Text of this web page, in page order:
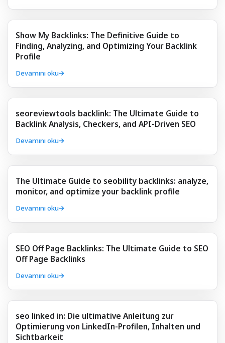
Show My Backlinks: The Definitive Guide to
Finding, Analyzing, and Optimizing Your Backlink
Profile
Devamını oku
seoreviewtools backlink: The Ultimate Guide to
Backlink Analysis, Checkers, and API-Driven SEO
Devamını oku
The Ultimate Guide to seobility backlinks: analyze,
monitor, and optimize your backlink profile
Devamını oku
SEO Off Page Backlinks: The Ultimate Guide to SEO
Off Page Backlinks
Devamını oku
seo linked in: Die ultimative Anleitung zur
Optimierung von LinkedIn-Profilen, Inhalten und
Sichtbarkeit